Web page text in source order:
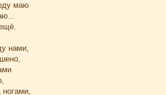
маю
нами,
ногами,